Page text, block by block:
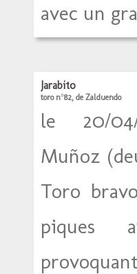
avec un
Jarabito
toro n°82, de Zalduendo
le 20/
Muñoz
Toro
piques